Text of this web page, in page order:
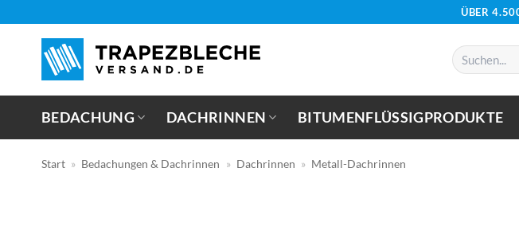
springen
ÜBER
Suchen
nach:
BEDACHUNG DACHRINNEN BITUMENFLÜSSIGPRODUKTE
Start » Bedachungen & Dachrinnen » Dachrinnen » Metall-Dachrinnen